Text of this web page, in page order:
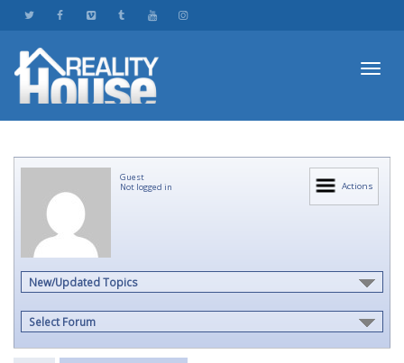
Actions
Guest
Not logged in
New/Updated Topics
Select Forum